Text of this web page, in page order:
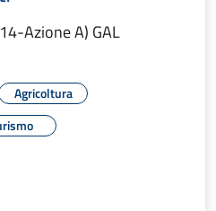
Azione A) GAL
Agricoltura